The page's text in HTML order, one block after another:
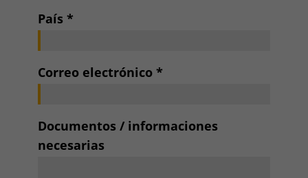
País *
Correo electrónico *
Documentos / informaciones
necesarias